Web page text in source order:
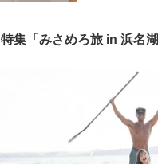
特集「みさめろ旅 in 浜名湖